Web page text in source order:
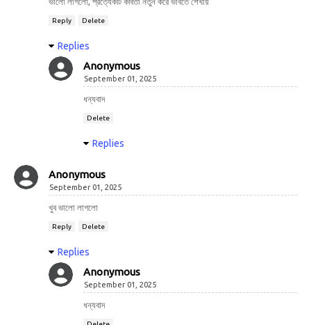
Reply Delete
Replies
Anonymous
September 01, 2025
ধন্যবাদ
Delete
Replies
Anonymous
September 01, 2025
খুব ভালো লাগলো
Reply Delete
Replies
Anonymous
September 01, 2025
ধন্যবাদ